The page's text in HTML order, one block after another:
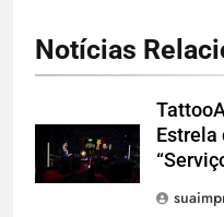
Notícias
Estrela